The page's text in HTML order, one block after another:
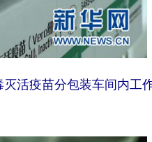
活疫苗分包装车间内工